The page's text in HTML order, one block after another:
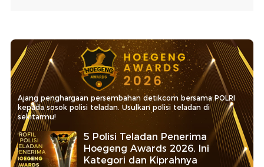
Ajang penghargaan persembahan detikcom bersama POLRI
kepada sosok polisi teladan. Usulkan polisi teladan di
sekitarmu!
5 Polisi Teladan Penerima
Hoegeng Awards 2026, Ini
Kategori dan Kiprahnya